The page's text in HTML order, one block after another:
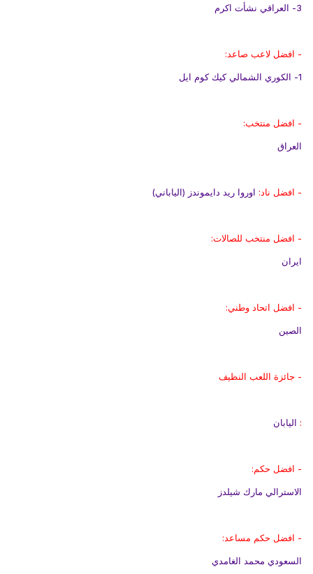
3- العراقي نشأت اكرم
- افضل لاعب صاعد:
- افضل منتخب:
العراق
- افضل ناد: اوروا ريد دايموندز (الياباني)
- افضل منتخب للصالات:
ايران
- افضل اتحاد وطني:
الصين
- جائزة اللعب النظيف
: اليابان
- افضل حكم:
الاسترالي مارك شيلدز
- افضل حكم مساعد:
السعودي محمد الغامدي